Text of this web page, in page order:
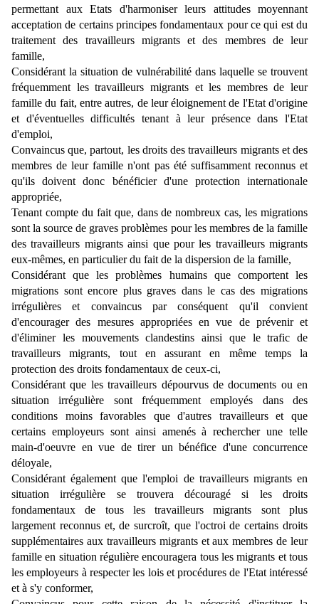
permettant aux Etats d'harmoniser leurs attitudes moyennant
acceptation de certains principes fondamentaux pour ce qui est du
traitement des travailleurs migrants et des membres de leur
famille,
Considérant la situation de vulnérabilité dans laquelle se trouvent
fréquemment les travailleurs migrants et les membres de leur
famille du fait, entre autres, de leur éloignement de l'Etat d'origine
et d'éventuelles difficultés tenant à leur présence dans l'Etat
d'emploi,
Convaincus que, partout, les droits des travailleurs migrants et des
membres de leur famille n'ont pas été suffisamment reconnus et
qu'ils doivent donc bénéficier d'une protection internationale
appropriée,
Tenant compte du fait que, dans de nombreux cas, les migrations
sont la source de graves problèmes pour les membres de la famille
des travailleurs migrants ainsi que pour les travailleurs migrants
eux-mêmes, en particulier du fait de la dispersion de la famille,
Considérant que les problèmes humains que comportent les
migrations sont encore plus graves dans le cas des migrations
irrégulières et convaincus par conséquent qu'il convient
d'encourager des mesures appropriées en vue de prévenir et
d'éliminer les mouvements clandestins ainsi que le trafic de
travailleurs migrants, tout en assurant en même temps la
protection des droits fondamentaux de ceux-ci,
Considérant que les travailleurs dépourvus de documents ou en
situation irrégulière sont fréquemment employés dans des
conditions moins favorables que d'autres travailleurs et que
certains employeurs sont ainsi amenés à rechercher une telle
main-d'oeuvre en vue de tirer un bénéfice d'une concurrence
déloyale,
Considérant également que l'emploi de travailleurs migrants en
situation irrégulière se trouvera découragé si les droits
fondamentaux de tous les travailleurs migrants sont plus
largement reconnus et, de surcroît, que l'octroi de certains droits
supplémentaires aux travailleurs migrants et aux membres de leur
famille en situation régulière encouragera tous les migrants et tous
les employeurs à respecter les lois et procédures de l'Etat intéressé
et à s'y conformer,